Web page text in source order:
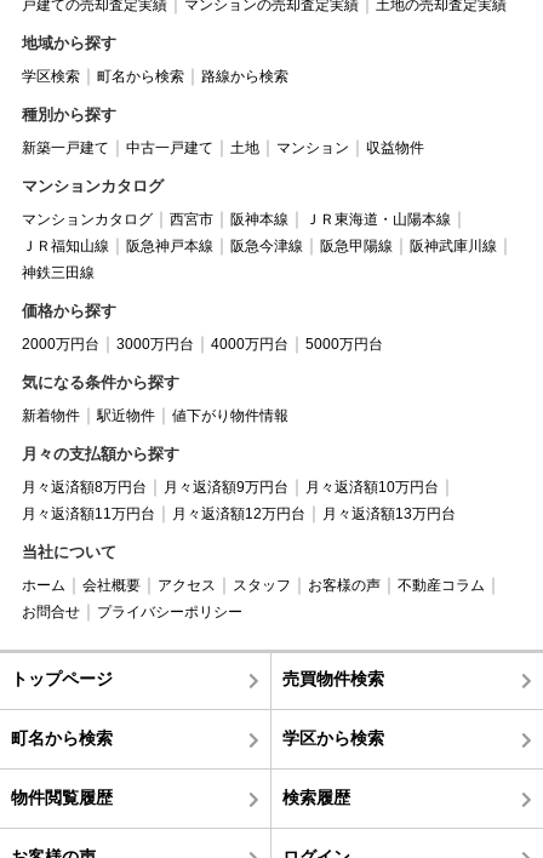
戸建ての売却査定実績
マンションの売却査定実績 土地の売却査定実績
地域から探す
学区検索 町名から検索 路線から検索
種別から探す
新築一戸建て 中古一戸建て 土地 マンション 収益物件
マンションカタログ
マンションカタログ 西宮市 阪神本線
ＪＲ東海道・山陽本線
ＪＲ福知山線
阪急神戸本線 阪急今津線 阪急甲陽線
阪神武庫川線
神鉄三田線
価格から探す
2000万円台 3000万円台 4000万円台 5000万円台
気になる条件から探す
新着物件 駅近物件 値下がり物件情報
月々の支払額から探す
月々返済額8万円台 月々返済額9万円台
月々返済額10万円台
月々返済額11万円台
月々返済額12万円台 月々返済額13万円台
当社について
ホーム 会社概要 アクセス スタッフ お客様の声
不動産コラム
お問合せ
プライバシーポリシー
トップページ 売買物件検索
町名から検索 学区から検索
物件閲覧履歴 検索履歴